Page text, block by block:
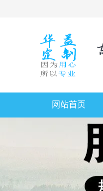
网站首页